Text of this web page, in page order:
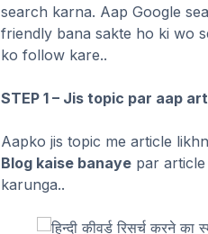
search karna. Aap Google
friendly bana sakte ho ki wo
ko follow kare..
STEP 1 – Jis topic par aap
Aapko jis topic me article
Blog kaise banaye par
karunga..